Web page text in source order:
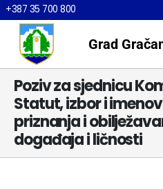
+387 35 700 800
Grad
Poziv za sjednicu
Statut, izbor i
priznanja i
događaja i ličnosti